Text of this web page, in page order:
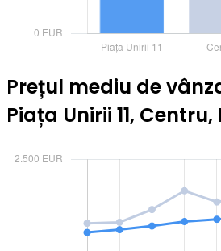
Prețul mediu de
Piața Unirii 11, Centru,